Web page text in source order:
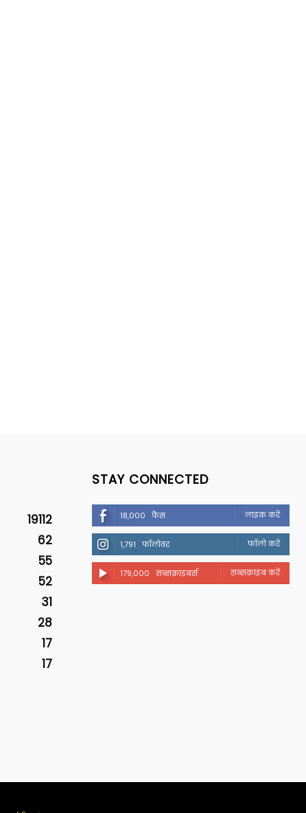
19112
62
55
52
31
28
17
17
STAY CONNECTED
18,000 फैंस लाइक करें
1,791 फॉलोवर फॉलो करें
179,000 सब्सक्राइबर्स सब्सक्राइब करें